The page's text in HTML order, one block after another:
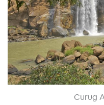
Curug